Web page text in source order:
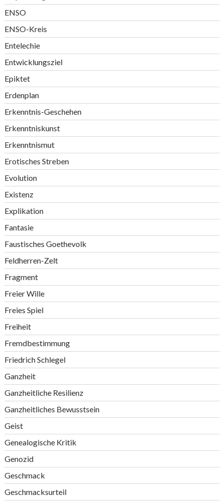
ENSO
ENSO-Kreis
Entelechie
Entwicklungsziel
Epiktet
Erdenplan
Erkenntnis-Geschehen
Erkenntniskunst
Erkenntnismut
Erotisches Streben
Evolution
Existenz
Explikation
Fantasie
Faustisches Goethevolk
Feldherren-Zelt
Fragment
Freier Wille
Freies Spiel
Freiheit
Fremdbestimmung
Friedrich Schlegel
Ganzheit
Ganzheitliche Resilienz
Ganzheitliches Bewusstsein
Geist
Genealogische Kritik
Genozid
Geschmack
Geschmacksurteil